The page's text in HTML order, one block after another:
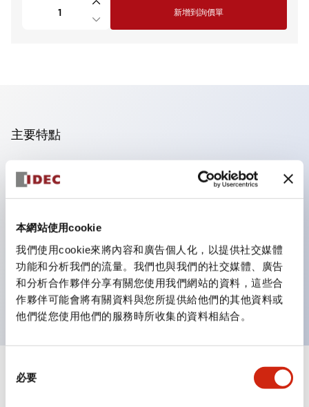
本網站使用cookie
我們使用cookie來將內容和廣告個人化，以提供社交媒體
功能和分析我們的流量。我們也與我們的社交媒體、廣告
和分析合作夥伴分享有關您使用我們網站的資料，這些合
作夥伴可能會將有關資料與您所提供給他們的其他資料或
他們從您使用他們的服務時所收集的資料相結合。
必要
新增到詢價單
主要特點
操作面板的凹凸減少，呈現銳利感。
支援分離型／單板式
優秀的防水性能。保護結構IP65
按鈕開關、選擇開關、帶鎖選擇開關最多3c接點。
邊框顏色有黑色與金屬色兩種。
LED照明帶來明亮且清晰的照明面
規格 顯示全部 +